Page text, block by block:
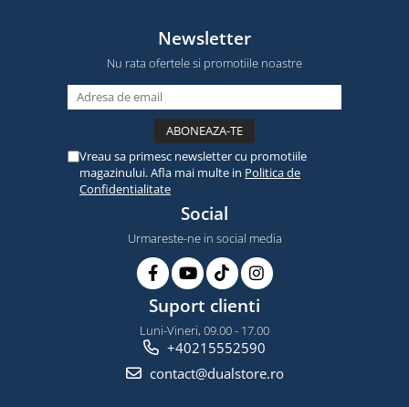
Newsletter
Nu rata ofertele si promotiile noastre
Vreau sa primesc newsletter cu promotiile
magazinului. Afla mai multe in Politica de
Confidentialitate
Social
Urmareste-ne in social media
Suport clienti
Luni-Vineri, 09.00 - 17.00
+40215552590
contact@dualstore.ro